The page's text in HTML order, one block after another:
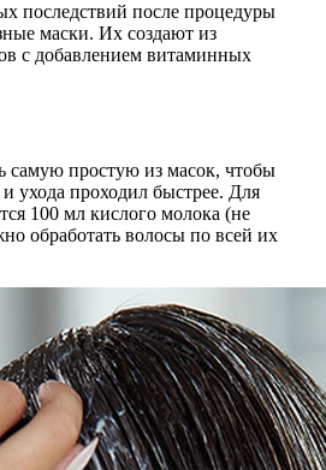
последствий после процедуры
маски. Их создают из
с добавлением витаминных
самую простую из масок, чтобы
ухода проходил быстрее. Для
100 мл кислого молока (не
обработать волосы по всей их